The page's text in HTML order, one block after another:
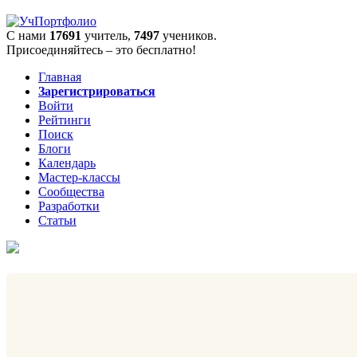
С нами 17691 учитель, 7497 учеников.
Присоединяйтесь – это бесплатно!
Главная
Зарегистрироваться
Войти
Рейтинги
Поиск
Блоги
Календарь
Мастер-классы
Сообщества
Разработки
Статьи